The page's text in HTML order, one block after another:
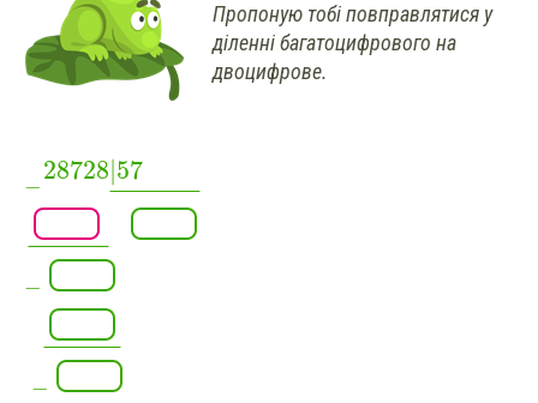
Пропоную тобі повправлятися у
діленні багатоцифрового на
двоцифрове.
28728 57
¯
¯
¯¯¯¯¯¯¯¯¯
−
¯ ¯
¯¯¯¯¯¯¯¯
−
¯ ¯
¯¯¯¯¯¯¯¯
−